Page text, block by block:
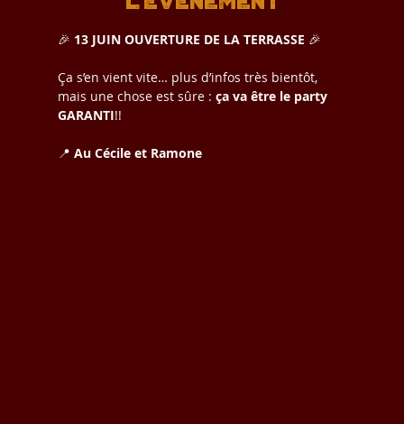
🎉 13 JUIN OUVERTURE DE LA TERRASSE 🎉
Ça s’en vient vite… plus d’infos très bientôt,
mais une chose est sûre : ça va être le party
GARANTI!!
📍 Au Cécile et Ramone